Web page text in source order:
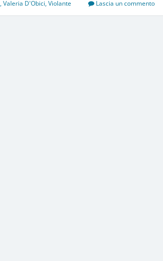
,Valeria D'Obici,Violante Lascia un commento